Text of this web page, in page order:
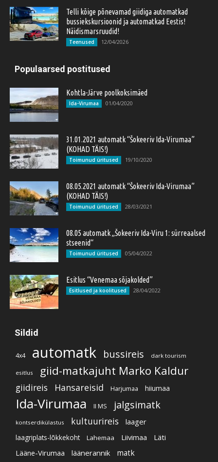
Telli kõige põnevamad giidiga automatkad
bussiekskursioonid ja automatkad Eestis!
Näidismarsruudid!
Teenused 12/04/2026
Populaarsed postitused
Kohtla-Järve poolkoksimäed
Ida-Virumaa 01/04/2020
31.01.2021 automatk “Šokeeriv Ida-Virumaa”
(KOHAD TÄIS!)
Toimunud üritused 19/10/2020
08.05.2021 automatk “Šokeeriv Ida-Virumaa”
(KOHAD TÄIS!)
Toimunud üritused 28/03/2021
08.05 automatk „Šokeeriv Ida-Viru 1: sürreaalsed
stseenid“
Toimunud üritused 05/04/2022
Esitlus “Venemaa sõjakolded”
Esitlused ja koolitused 28/04/2022
Sildid
4x4 automatk bussireis dark tourism
esitlus giid-matkajuht Marko Kaldur
giidireis Hansareisid Harjumaa hiiumaa
Ida-Virumaa II MS jalgsimatk
kontserdikülastus kultuurireis laager
laagriplats-lõkkekoht Lahemaa Liivimaa
Läti
Lääne-Virumaa
läänerannik matk